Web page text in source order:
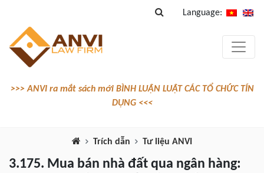
Language:
>>> ANVI ra mắt sách mới BÌNH LUẬN LUẬT CÁC TỔ CHỨC TÍN
DỤNG <<<
Trích dẫn Tư liệu ANVI
3.175. Mua bán nhà đất qua ngân hàng: